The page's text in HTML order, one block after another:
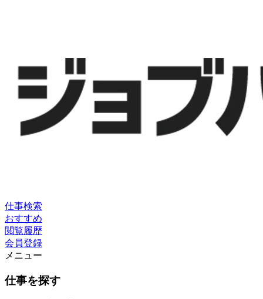
仕事検索
おすすめ
閲覧履歴
会員登録
メニュー
仕事を探す